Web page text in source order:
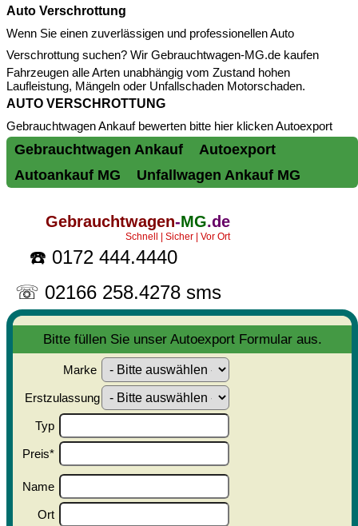
Auto Verschrottung
Wenn Sie einen zuverlässigen und professionellenAuto
Verschrottung suchen? Wir Gebrauchtwagen-MG.de kaufen
Fahrzeugen alle Arten unabhängig vom Zustand hohen
Laufleistung, Mängeln oder Unfallschaden Motorschaden.
AUTO VERSCHROTTUNG
Gebrauchtwagen Ankauf bewerten bitte hier klickenAutoexport